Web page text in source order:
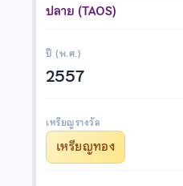
ปลาย (TAOS)
ปี (พ.ศ.)
2557
เหรียญรางวัล
เหรียญทอง